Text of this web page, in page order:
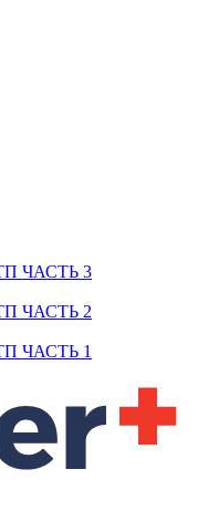
ЧАСТЬ 3
ЧАСТЬ 2
ЧАСТЬ 1